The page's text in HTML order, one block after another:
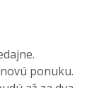
ponuku.